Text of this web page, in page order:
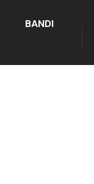
BANDI